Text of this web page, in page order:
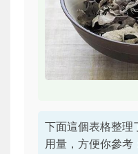
下面這個表格整理
用量，方便你參考